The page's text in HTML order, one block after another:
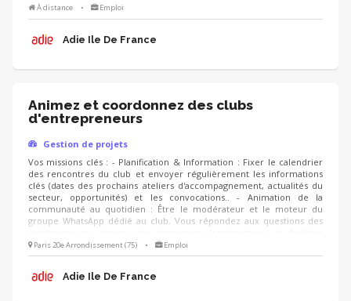
l'entraide entre les membres. - Suivi et Qualité : Suivre le niveau
d'engagement des membres du club, analyser les retours via des
nouvelles thématiques de rencontres.
À distance • Emploi
Adie Ile De France
Animez et coordonnez des clubs
d'entrepreneurs
Gestion de projets
Vos missions clés : - Planification & Information : Fixer le calendrier
des rencontres du club et envoyer régulièrement les informations
clés (dates des prochains ateliers d'accompagnement, actualités du
secteur, opportunités) et les convocations.. - Animation de la
communauté au quotidien : Être le modérateur et le moteur du
groupe WhatsApp dédié au club. Vous répondez aux questions des
l'entraide entre les membres. - Suivi et Qualité : Suivre le niveau
d'engagement des membres du club, analyser les retours via des
nouvelles thématiques de rencontres.
Paris 20e Arrondissement (75) • Emploi
Adie Ile De France